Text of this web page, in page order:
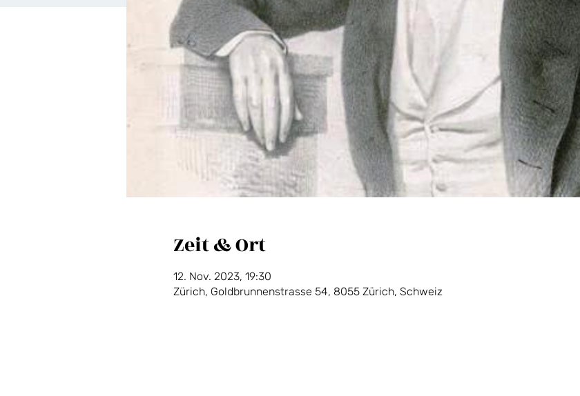
Zeit & Ort
12. Nov. 2023, 19:30
Zürich, Goldbrunnenstrasse 54, 8055 Zürich, Schweiz